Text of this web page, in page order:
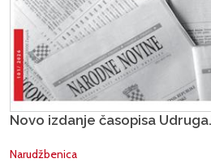
Novo izdanje časopisa
Narudžbenica